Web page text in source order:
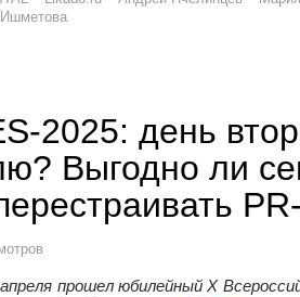
2025: день
Выгодно ли
прошел юбилейный X